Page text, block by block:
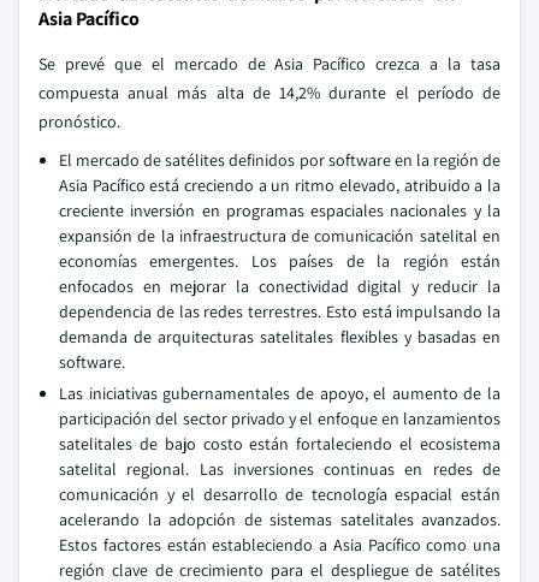
Asia Pacífico
Se prevé que el mercado de Asia Pacífico crezca a la tasa
compuesta anual más alta de 14,2% durante el período de
pronóstico.
El mercado de satélites definidos por software en la región de
Asia Pacífico está creciendo a un ritmo elevado, atribuido a la
creciente inversión en programas espaciales nacionales y la
expansión de la infraestructura de comunicación satelital en
economías emergentes. Los países de la región están
enfocados en mejorar la conectividad digital y reducir la
dependencia de las redes terrestres. Esto está impulsando la
demanda de arquitecturas satelitales flexibles y basadas en
software.
Las iniciativas gubernamentales de apoyo, el aumento de la
participación del sector privado y el enfoque en lanzamientos
satelitales de bajo costo están fortaleciendo el ecosistema
satelital regional. Las inversiones continuas en redes de
comunicación y el desarrollo de tecnología espacial están
acelerando la adopción de sistemas satelitales avanzados.
Estos factores están estableciendo a Asia Pacífico como una
región clave de crecimiento para el despliegue de satélites